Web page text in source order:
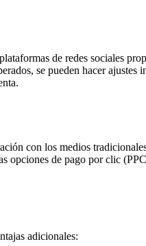
de redes sociales
se pueden hacer
con los medios
opciones de pago por clic
adicionales: